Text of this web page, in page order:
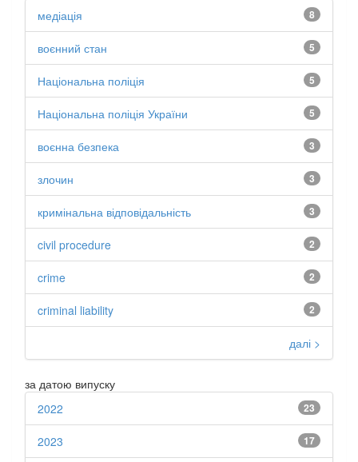
8
медіація
5
воєнний стан
5
Національна поліція
5
Національна поліція України
3
воєнна безпека
3
злочин
3
кримінальна відповідальність
2
civil procedure
2
crime
2
criminal liability
далі >
за датою випуску
23
2022
17
2023